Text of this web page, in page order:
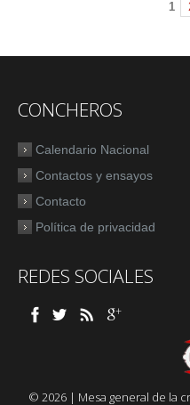
1
CONCHEROS
Calendario Nacional
Contactos y ensayos
Contacto
Política de privacidad
REDES SOCIALES
© 2026 | Mesa general de la